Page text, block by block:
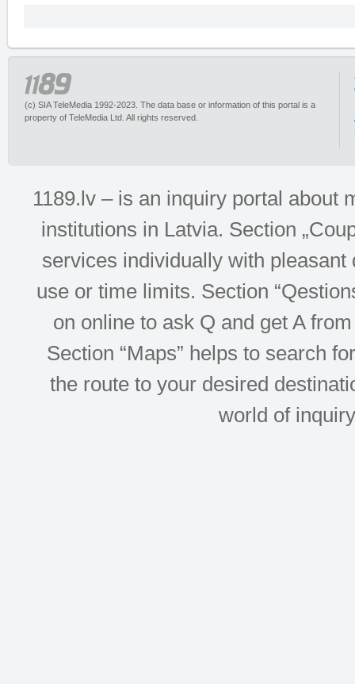
(c) SIA TeleMedia 1992-2023. The data base or information of this portal is a
property of TeleMedia Ltd. All rights reserved.
1189.lv – is an inquiry portal about
institutions in Latvia. Section
services individually with
use or time limits. Section
on online to ask Q and get A
Section “Maps” helps to search
the route to your desired
world of